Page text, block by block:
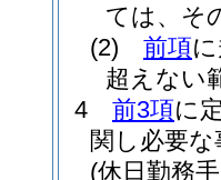
ては、そ
(2)
前項
超えない
4
前3項に
関し必要
(休日勤務